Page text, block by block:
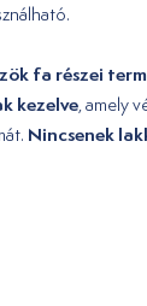
fa részei
kezelve , amely
Nincsenek